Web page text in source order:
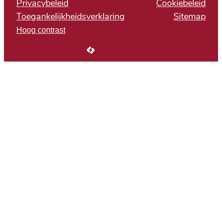
Privacybeleid
Cookiebeleid
Toegankelijkheidsverklaring
Sitemap
Hoog contrast